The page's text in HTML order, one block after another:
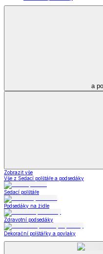
a
Zobrazit vše
Vše z Sedací polštáře a podsedáky
Sedací polštáře
Podsedáky na židle
Zdravotní podsedáky
Dekorační polštářky a povlaky